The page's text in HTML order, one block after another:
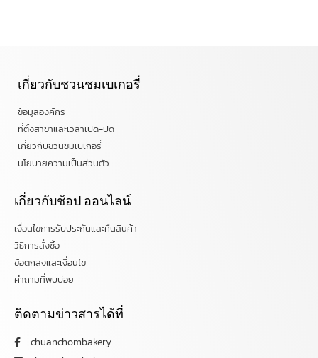
เกี่ยวกับชวนชมเบเกอรี่
ข้อมูลองค์กร
ที่ตั้งสาขาและเวลาเปิด-ปิด
เกี่ยวกับชวนชมเบเกอรี่
นโยบายความเป็นส่วนตัว
เกี่ยวกับช้อป ออนไลน์
เงื่อนไขการรับประกันและคืนสินค้า
วิธีการสั่งซื้อ
ข้อตกลงและเงื่อนไข
คำถามที่พบบ่อย
ติดตามข่าวสารได้ที่
chuanchombakery